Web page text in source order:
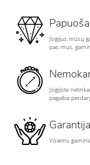
Įsigijus mūsų
pas mus,
Įsigijote
pagalba
Garantija
Visiems